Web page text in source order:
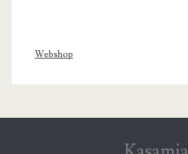
Webshop